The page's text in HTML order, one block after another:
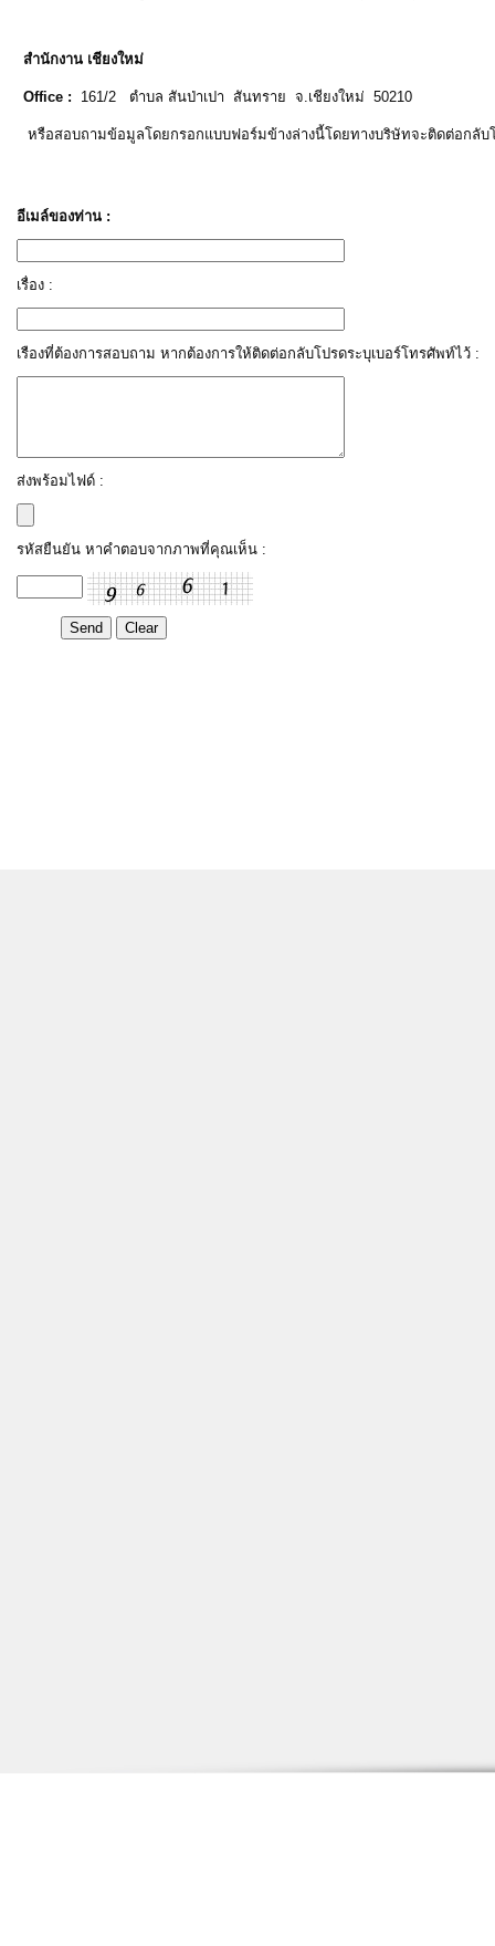
สำนักงาน เชียงใหม่
Office : 161/2 ตำบล สันป่าเปา สันทราย จ.เชียงใหม่ 50210
หรือสอบถามข้อมูลโดยกรอกแบบฟอร์มข้างล่างนี้โดยทางบริษัทจะติดต่อกลับ
อีเมล์ของท่าน :
เรื่อง :
เรืองที่ต้องการสอบถาม หากต้องการให้ติดต่อกลับโปรดระบุเบอร์โทรศัพท์ไว้ :
ส่งพร้อมไฟด์ :
รหัสยืนยัน หาคำตอบจากภาพที่คุณเห็น :